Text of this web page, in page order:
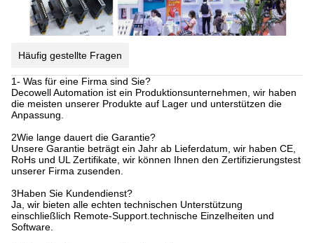
Häufig gestellte Fragen
1- Was für eine Firma sind Sie?
Decowell Automation ist ein Produktionsunternehmen, wir haben
die meisten unserer Produkte auf Lager und unterstützen die
Anpassung.
2Wie lange dauert die Garantie?
Unsere Garantie beträgt ein Jahr ab Lieferdatum, wir haben CE,
RoHs und UL Zertifikate, wir können Ihnen den Zertifizierungstest
unserer Firma zusenden.
3Haben Sie Kundendienst?
Ja, wir bieten alle echten technischen Unterstützung
einschließlich Remote-Support.technische Einzelheiten und
Software.